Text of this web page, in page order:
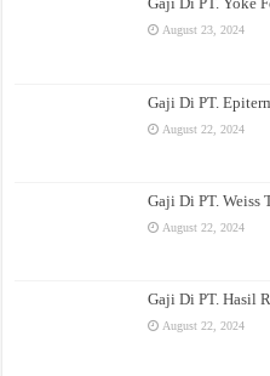
August 23, 2024
Gaji Di PT.
August 22, 2024
Gaji Di PT. Weiss
August 22, 2024
Gaji Di PT. Hasil
August 22, 2024